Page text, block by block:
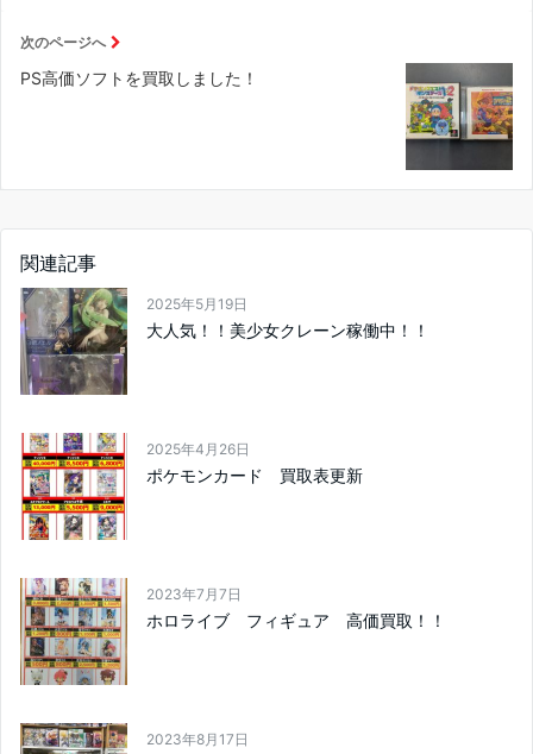
次のページへ
PS高価ソフトを買取しました！
関連記事
2025年5月19日
大人気！！美少女クレーン稼働中！！
2025年4月26日
ポケモンカード 買取表更新
2023年7月7日
ホロライブ フィギュア 高価買取！！
2023年8月17日